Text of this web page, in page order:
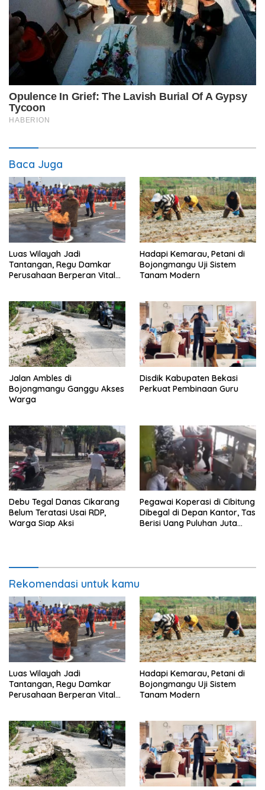
Baca Juga
Luas Wilayah Jadi
Tantangan, Regu Damkar
Perusahaan Berperan Vital
Hadapi Kemarau, Petani di
Bojongmangu Uji Sistem
Tanam Modern
Jalan Ambles di
Bojongmangu Ganggu Akses
Warga
Disdik Kabupaten Bekasi
Perkuat Pembinaan Guru
Debu Tegal Danas Cikarang
Belum Teratasi Usai RDP,
Warga Siap Aksi
Pegawai Koperasi di Cibitung
Dibegal di Depan Kantor, Tas
Berisi Uang Puluhan Juta
Rekomendasi untuk kamu
Luas Wilayah Jadi
Tantangan, Regu Damkar
Perusahaan Berperan Vital
Hadapi Kemarau, Petani di
Bojongmangu Uji Sistem
Tanam Modern